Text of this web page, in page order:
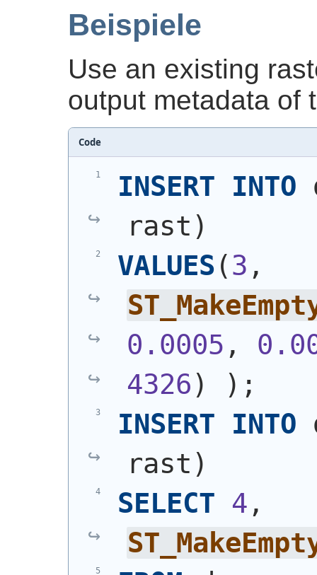
Beispiele
Use an existing
output metadata of
Code
INSERT INTO
rast )
VALUES (3
0.0005 ,
4326) ) ;
INSERT INTO
rast )
SELECT 4